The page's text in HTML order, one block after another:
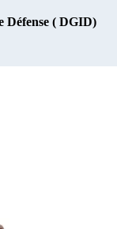
Défense ( DGID)